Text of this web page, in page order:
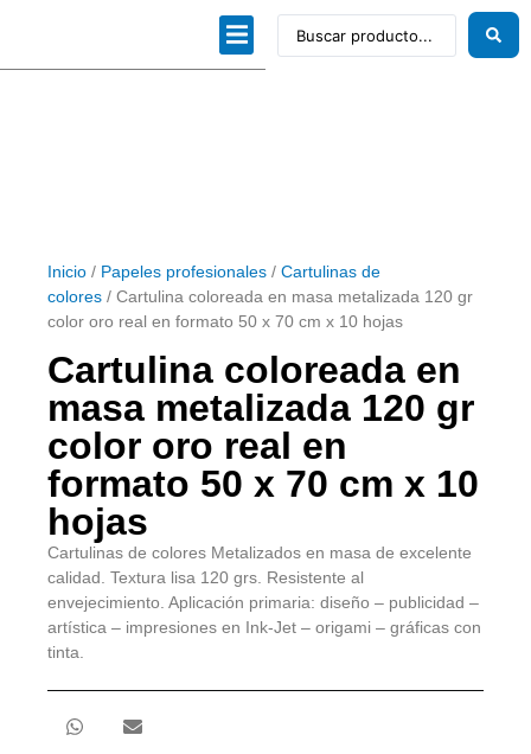
Inicio / Papeles profesionales / Cartulinas de
colores / Cartulina coloreada en masa metalizada 120 gr
color oro real en formato 50 x 70 cm x 10 hojas
Cartulina coloreada en
masa metalizada 120 gr
color oro real en
formato 50 x 70 cm x 10
hojas
Cartulinas de colores Metalizados en masa de excelente
calidad. Textura lisa 120 grs. Resistente al
envejecimiento. Aplicación primaria: diseño – publicidad –
artística – impresiones en Ink-Jet – origami – gráficas con
tinta.